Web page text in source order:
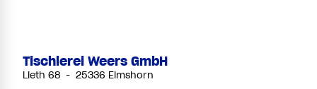
Tischlerei Weers GmbH
Lieth 68 - 25336 Elmshorn